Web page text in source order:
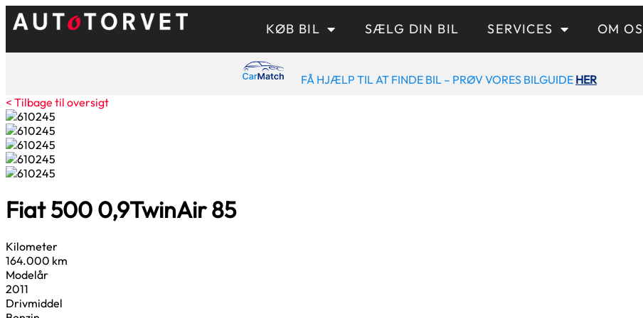
KØB BIL SÆLG DIN BIL SERVICES OM OS
FÅ HJÆLP TIL AT FINDE BIL – PRØV VORES BILGUIDE HER
< Tilbage til oversigt
Fiat 500 0,9TwinAir 85
Kilometer
164.000 km
Modelår
2011
Drivmiddel